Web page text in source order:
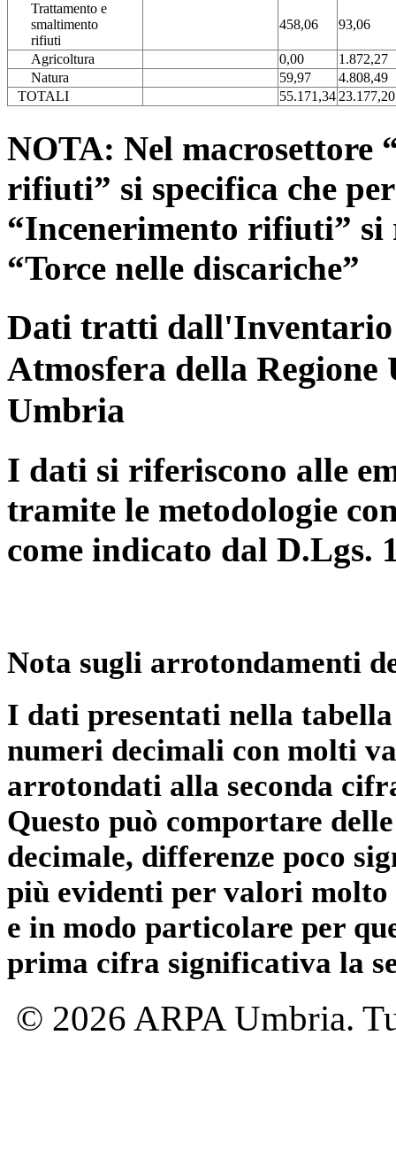
Trattamento e
smaltimento
rifiuti
458,06 93,06
Agricoltura 0,00
1.872,27
Natura
59,97
4.808,49
TOTALI
55.171,3423.177,20
NOTA: Nel macrosettore
rifiuti” si specifica che
“Incenerimento rifiuti”
“Torce nelle discariche”
Dati tratti dall'Inventario
Atmosfera della
Umbria
I dati si riferiscono alle
tramite le metodologie
come indicato dal D.Lgs.
Nota sugli arrotondamenti
I dati presentati nella
numeri decimali con molti
arrotondati alla seconda
Questo può comportare
decimale, differenze poco
più evidenti per valori
e in modo particolare per
prima cifra significativa la
© 2026 ARPA Umbria.